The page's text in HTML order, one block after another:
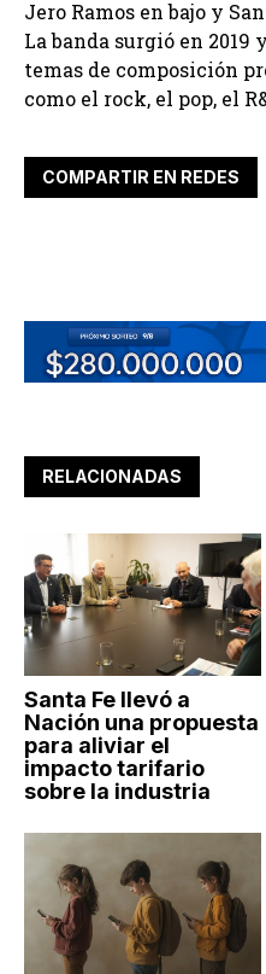
Jero Ramos en bajo y
La banda surgió en
temas de composición
como el rock, el pop, el
COMPARTIR EN REDES
RELACIONADAS
Santa Fe llevó a
Nación una propuesta
para aliviar el
impacto tarifario
sobre la industria